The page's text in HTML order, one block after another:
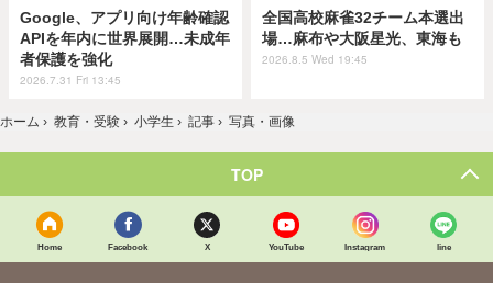
Google、アプリ向け年齢確認
APIを年内に世界展開…未成年
者保護を強化
2026.7.31 Fri 13:45
全国高校麻雀32チーム本選出
場…麻布や大阪星光、東海も
2026.8.5 Wed 19:45
ホーム › 教育・受験 › 小学生 › 記事 › 写真・画像
TOP
Home Facebook X YouTube Instagram line